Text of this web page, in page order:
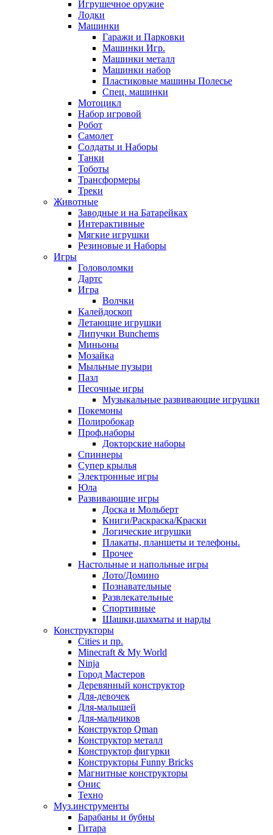
Игрушечное оружие
Лодки
Машинки
Гаражи и Парковки
Машинки Игр.
Машинки металл
Машинки набор
Пластиковые машины Полесье
Спец. машинки
Мотоцикл
Набор игровой
Робот
Самолет
Солдаты и Наборы
Танки
Тоботы
Трансформеры
Треки
Животные
Заводные и на Батарейках
Интерактивные
Мягкие игрушки
Резиновые и Наборы
Игры
Головоломки
Дартс
Игра
Волчки
Калейдоскоп
Летающие игрушки
Липучки Bunchems
Миньоны
Мозайка
Мыльные пузыри
Пазл
Песочные игры
Музыкальные развивающие игрушки
Покемоны
Полиробокар
Проф.наборы
Докторские наборы
Спиннеры
Супер крылья
Электронные игры
Юла
Развивающие игры
Доска и Мольберт
Книги/Раскраска/Краски
Логические игрушки
Плакаты, планшеты и телефоны.
Прочее
Настольные и напольные игры
Лото/Домино
Познавательные
Развлекательные
Спортивные
Шашки,шахматы и нарды
Конструкторы
Cities и пр.
Minecraft & My World
Ninja
Город Мастеров
Деревянный конструктор
Для-девочек
Для-малышей
Для-мальчиков
Конструктор Qman
Конструктор металл
Конструктор фигурки
Конструкторы Funny Bricks
Магнитные конструкторы
Онис
Техно
Муз.инструменты
Барабаны и бубны
Гитара